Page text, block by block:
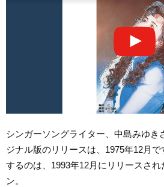
シンガーソングライター、中島みゆき
ジナル版のリリースは、1975年12月
するのは、1993年12月にリリースさ
ン。